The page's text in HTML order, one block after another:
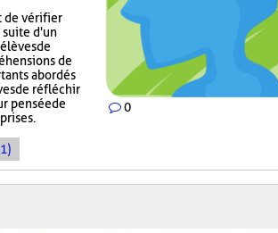
0
de vérifier
suite d'un
de
de
abordés
de réfléchir
pensée de